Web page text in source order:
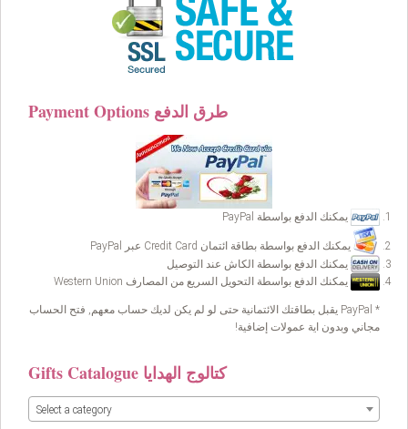
Payment Options طرق الدفع
يمكنك الدفع بواسطة PayPal
يمكنك الدفع بواسطة بطاقة ائتمان Credit Card عبر PayPal
يمكنك الدفع بواسطة الكاش عند التوصيل
يمكنك الدفع بواسطة التحويل السريع من المصارف Western Union
* PayPal يقبل بطاقتك الائتمانية حتى لو لم يكن لديك حساب معهم, فتح الحساب
مجاني وبدون اية عمولات إضافية!
Gifts Catalogue كتالوج الهدايا
Select a category